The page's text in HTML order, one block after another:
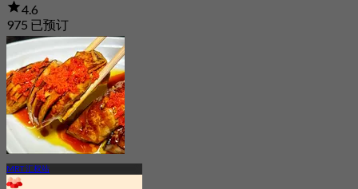
4.6
975 已预订
起฿ 482
MRT 汇权站